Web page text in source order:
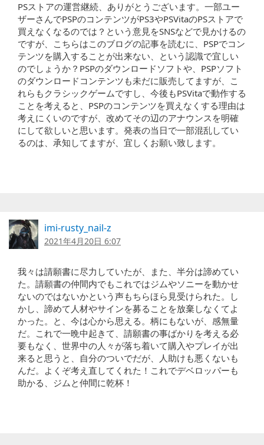
PSストアの運営継続、ありがとうございます。一部ユー
ザーさんでPSPのコンテンツがPS3やPSVitaのPSストアで
買えなくなるのでは？という意見をSNSなどで見かけるの
ですが、こちらはこのブログの記事を読むに、PSPでコン
テンツを購入することが出来ない、という認識で宜しい
のでしょうか？PSPのダウンロードソフトや、PSPソフト
のダウンロードコンテンツも未だに販売してますが、こ
れらもクラシックゲームですし、今後もPSVitaで動作する
ことを考えると、PSPのコンテンツを買えなくする理由は
考えにくいのですが、改めてその辺のアナウンスを明確
にして欲しいと思います。発表の当日で一部混乱してい
るのは、承知してますが、宜しくお願い致します。
imi-rusty_nail-z
2021年4月20日 6:07
我々は請願書に尽力していたが、また、半分は諦めてい
た。請願書の仲間内でもこれではジムやソニーを動かせ
ないのではないかという声もちらほら見受けられた。し
かし、諦めて人材やサインを募ることを放棄しなくてよ
かった。と、今は心から思える。柄にもないが、感無量
だ。これで一晩中起きて、請願書の事ばかりを考える必
要もなく、世界中の人々が落ち着いて購入やプレイが出
来ると思うと、自分のついでだが、人助けも悪くないも
んだ。よくぞ考え直してくれた！これでデベロッパーも
助かる、ジムと仲間に乾杯！